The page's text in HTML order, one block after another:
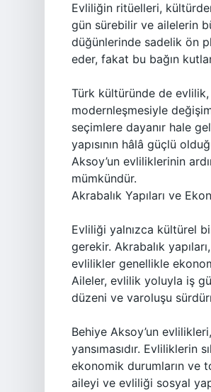
Evliliğin ritüelleri,
gün sürebilir ve ailelerin
düğünlerinde sadelik ön
eder, fakat bu bağın
Türk kültüründe de evlilik,
modernleşmesiyle
seçimlere dayanır hale
yapısının hâlâ güçlü
Aksoy’un evliliklerinin
mümkündür.
Akrabalık Yapıları ve
Evliliği yalnızca kültürel
gerekir. Akrabalık
evlilikler genellikle
Aileler, evlilik yoluyla iş
düzeni ve varoluşu
Behiye Aksoy’un
yansımasıdır. Evliliklerin
ekonomik durumların ve
aileyi ve evliliği sosyal